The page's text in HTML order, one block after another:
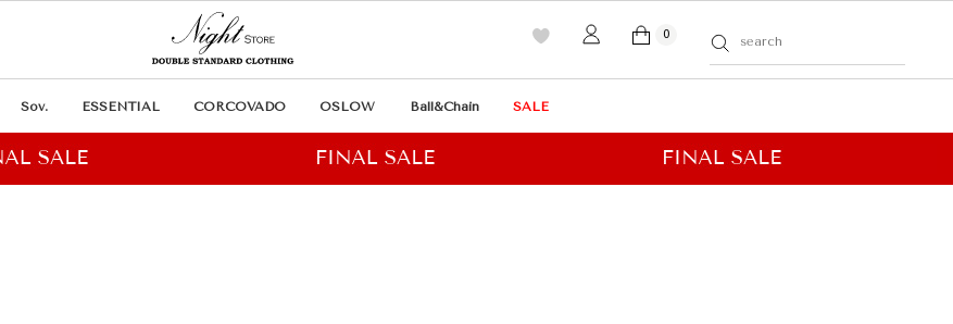
0
Sov. ESSENTIAL CORCOVADO OSLOW Ball&Chain SALE